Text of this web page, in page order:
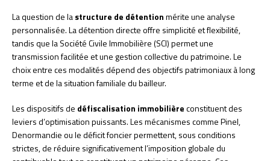
La question de lastructure de détentionmérite une analyse
personnalisée. La détention directe offre simplicité et flexibilité,
tandis que la Société Civile Immobilière (SCI) permet une
transmission facilitée et une gestion collective du patrimoine. Le
choix entre ces modalités dépend des objectifs patrimoniaux à long
terme et de la situation familiale du bailleur.
Les dispositifs de défiscalisation immobilièreconstituent des
leviers d’optimisation puissants. Les mécanismes comme Pinel,
Denormandie ou le déficit foncier permettent, sous conditions
strictes, de réduire significativement l’imposition globale du